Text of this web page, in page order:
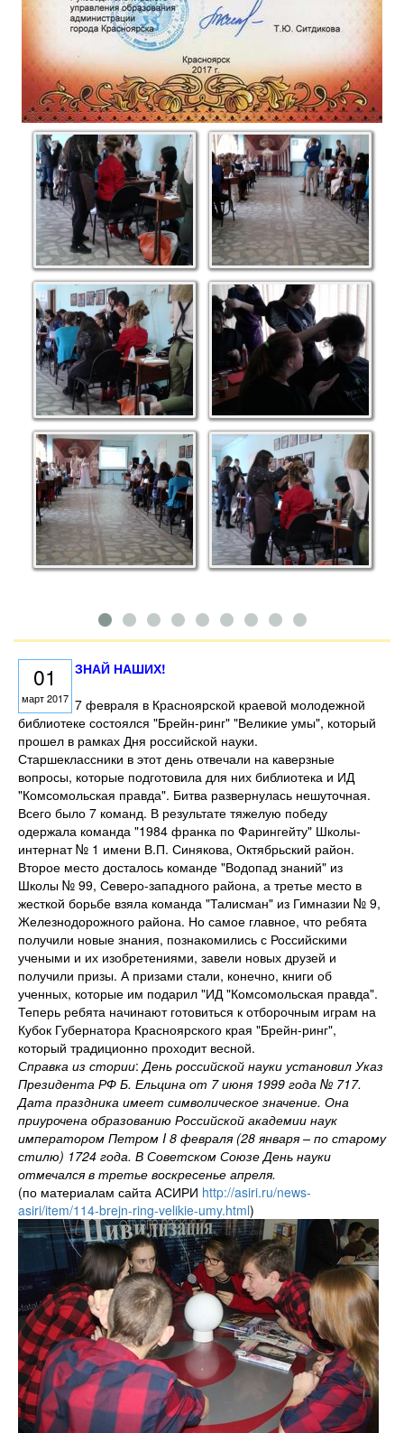
01
март 2017
ЗНАЙ НАШИХ!
7 февраля в Красноярской краевой молодежной
библиотеке состоялся "Брейн-ринг" "Великие умы", который
прошел в рамках Дня российской науки.
Старшеклассники в этот день отвечали на каверзные
вопросы, которые подготовила для них библиотека и ИД
"Комсомольская правда". Битва развернулась нешуточная.
Всего было 7 команд. В результате тяжелую победу
одержала команда "1984 франка по Фарингейту" Школы-
интернат № 1 имени В.П. Синякова, Октябрьский район.
Второе место досталось команде "Водопад знаний" из
Школы № 99, Северо-западного района, а третье место в
жесткой борьбе взяла команда "Талисман" из Гимназии № 9,
Железнодорожного района. Но самое главное, что ребята
получили новые знания, познакомились с Российскими
учеными и их изобретениями, завели новых друзей и
получили призы. А призами стали, конечно, книги об
ученных, которые им подарил "ИД "Комсомольская правда".
Теперь ребята начинают готовиться к отборочным играм на
Кубок Губернатора Красноярского края "Брейн-ринг",
который традиционно проходит весной.
Справка из стории: День российской науки установил Указ
Президента РФ Б. Ельцина от 7 июня 1999 года № 717.
Дата праздника имеет символическое значение. Она
приурочена образованию Российской академии наук
императором Петром I 8 февраля (28 января – по старому
стилю) 1724 года. В Советском Союзе День науки
отмечался в третье воскресенье апреля.
(по материалам сайта АСИРИ http://asiri.ru/news-
asiri/item/114-brejn-ring-velikie-umy.html)